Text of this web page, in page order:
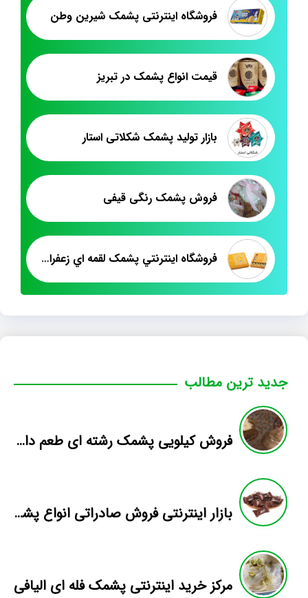
فروشگاه اینترنتی پشمک شیرین وطن
قیمت انواع پشمک در تبریز
بازار تولید پشمک شکلاتی استار
فروش پشمک رنگی قیفی
فروشگاه اينترنتي پشمک لقمه اي زعفراني
جدید ترین مطالب
فروش کیلویی پشمک رشته ای طعم دار میوه
بازار اینترنتی فروش صادراتی انواع پشمک الیافی/شکلاتی
مرکز خرید اینترنتی پشمک فله ای الیافی